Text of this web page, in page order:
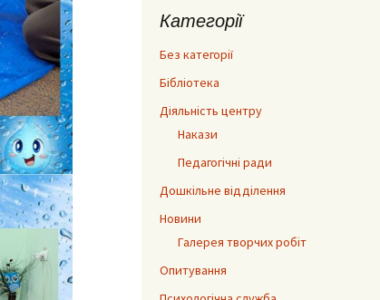
Категорії
Без категорії
Бібліотека
Діяльність центру
Накази
Педагогічні ради
Дошкільне відділення
Новини
Галерея творчих робіт
Опитування